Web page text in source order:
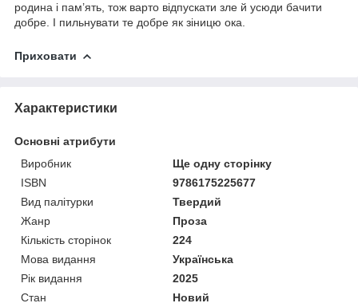
родина і пам’ять, тож варто відпускати зле й усюди бачити
добре. І пильнувати те добре як зіницю ока.
Приховати
Характеристики
Основні атрибути
Виробник
Ще одну сторінку
ISBN
9786175225677
Вид палітурки
Твердий
Жанр
Проза
Кількість сторінок
224
Мова видання
Українська
Рік видання
2025
Стан
Новий